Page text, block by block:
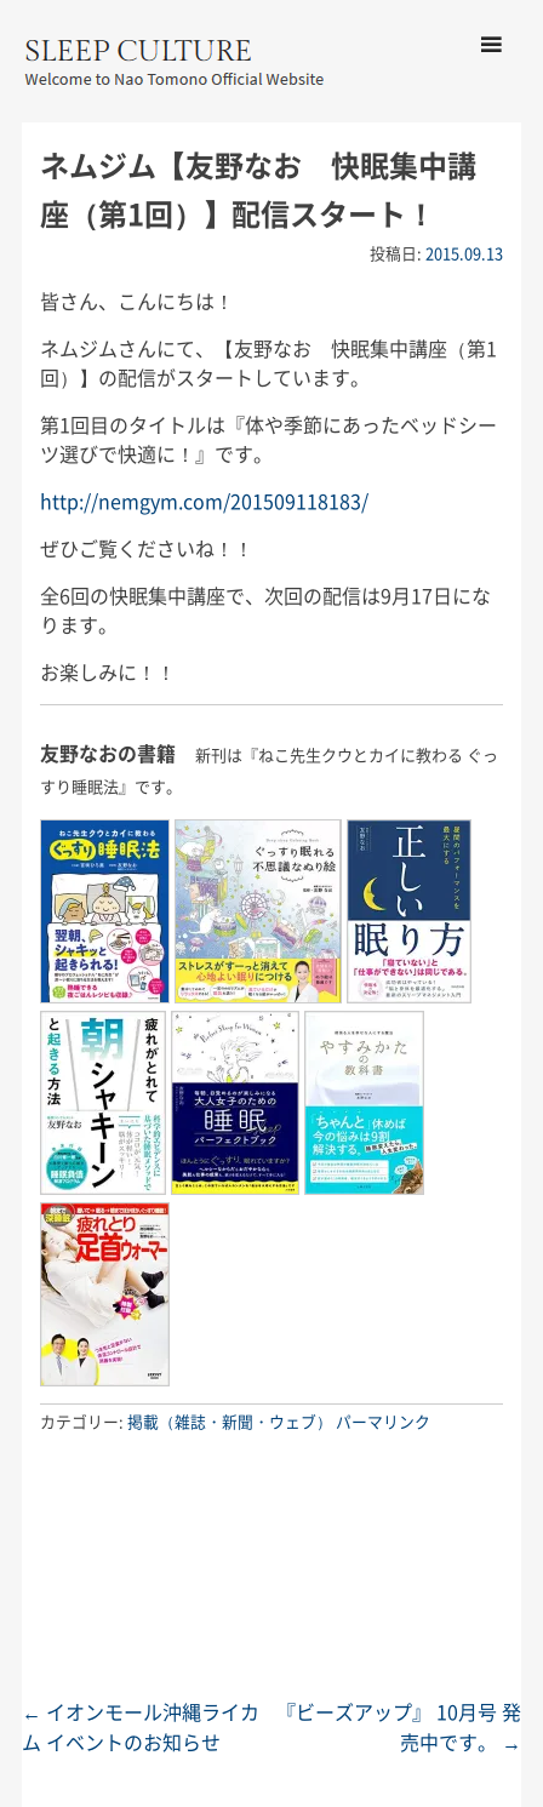
CULTURE
ツへ移動
ネムジム【友野なお 快眠集中講
座（第1回）】配信スタート！
投稿日:2015.09.13
皆さん、こんにちは！
ネムジムさんにて、【友野なお 快眠集中講座（第1
回）】の配信がスタートしています。
第1回目のタイトルは『体や季節にあったベッドシー
ツ選びで快適に！』です。
http://nemgym.com/201509118183/
ぜひご覧くださいね！！
全6回の快眠集中講座で、次回の配信は9月17日にな
ります。
お楽しみに！！
友野なおの書籍
新刊は『ねこ先生クウとカイに教わる ぐっ
すり睡眠法』です。
カテゴリー: 掲載（雑誌・新聞・ウェブ） パーマリンク
投稿ナビゲーション
← イオンモール沖縄ライカ
ム イベントのお知らせ
『ビーズアップ』 10月号 発
売中です。
→